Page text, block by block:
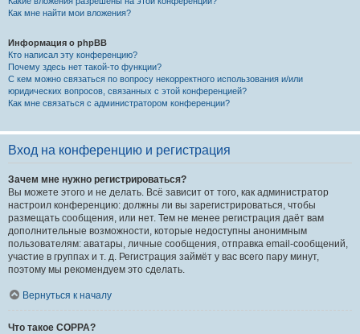
Как мне найти мои вложения?
Информация о phpBB
Кто написал эту конференцию?
Почему здесь нет такой-то функции?
С кем можно связаться по вопросу некорректного использования и/или
юридических вопросов, связанных с этой конференцией?
Как мне связаться с администратором конференции?
Вход на конференцию и регистрация
Зачем мне нужно регистрироваться?
Вы можете этого и не делать. Всё зависит от того, как администратор
настроил конференцию: должны ли вы зарегистрироваться, чтобы
размещать сообщения, или нет. Тем не менее регистрация даёт вам
дополнительные возможности, которые недоступны анонимным
пользователям: аватары, личные сообщения, отправка email-сообщений,
участие в группах и т. д. Регистрация займёт у вас всего пару минут,
поэтому мы рекомендуем это сделать.
Вернуться к началу
Что такое COPPA?